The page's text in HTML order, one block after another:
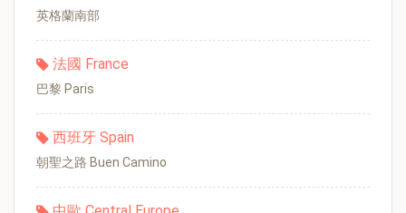
英格蘭南部
法國 France
巴黎 Paris
西班牙 Spain
朝聖之路 Buen Camino